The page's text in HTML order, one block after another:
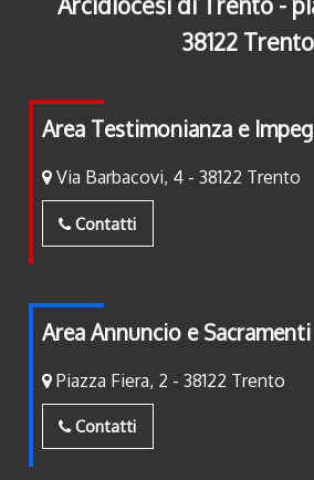
Arcidiocesi di Trento -
38122 Trento
Area Testimonianza e
Via Barbacovi, 4 - 38122 Trento
Contatti
Area Annuncio e Sacramenti
Piazza Fiera, 2 - 38122 Trento
Contatti